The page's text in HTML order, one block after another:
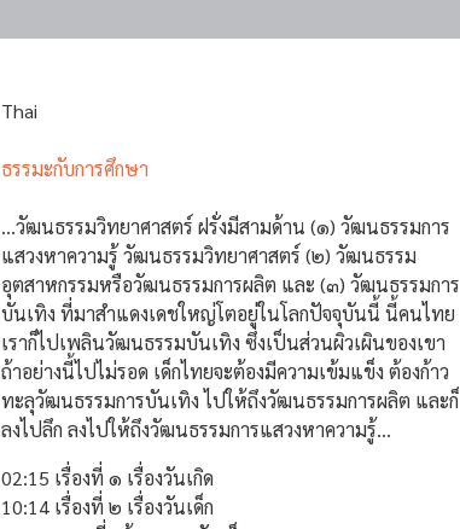
Thai
ธรรมะกับการศึกษา
...วัฒนธรรมวิทยาศาสตร์ ฝรั่งมีสามด้าน (๑) วัฒนธรรมการ
แสวงหาความรู้ วัฒนธรรมวิทยาศาสตร์ (๒) วัฒนธรรม
อุตสาหกรรมหรือวัฒนธรรมการผลิต และ (๓) วัฒนธรรมการ
บันเทิง ที่มาสำแดงเดชใหญ่โตอยู่ในโลกปัจจุบันนี้ นี้คนไทย
เราก็ไปเพลินวัฒนธรรมบันเทิง ซึ่งเป็นส่วนผิวเผินของเขา
ถ้าอย่างนี้ไปไม่รอด เด็กไทยจะต้องมีความเข้มแข็ง ต้องก้าว
ทะลุวัฒนธรรมการบันเทิง ไปให้ถึงวัฒนธรรมการผลิต และก็
ลงไปลึก ลงไปให้ถึงวัฒนธรรมการแสวงหาความรู้...
02:15 เรื่องที่ ๑ เรื่องวันเกิด
10:14 เรื่องที่ ๒ เรื่องวันเด็ก